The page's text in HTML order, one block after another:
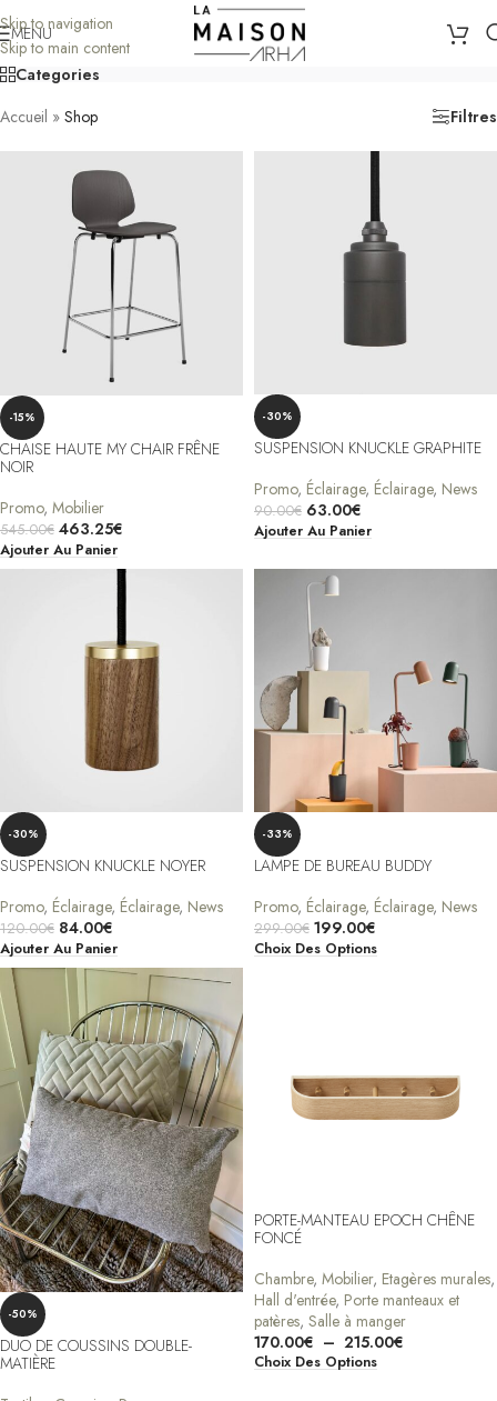
Skip to navigation
Skip to main content
MENU
Categories
Accueil » Shop Filtres
-15%
CHAISE HAUTE MY CHAIR FRÊNE
NOIR
Promo, Mobilier
545.00€ 463.25€
Ajouter Au Panier
-30%
SUSPENSION KNUCKLE GRAPHITE
Promo, Éclairage, Éclairage, News
90.00€ 63.00€
Ajouter Au Panier
-30%
SUSPENSION KNUCKLE NOYER
Promo, Éclairage, Éclairage, News
120.00€ 84.00€
Ajouter Au Panier
-33%
LAMPE DE BUREAU BUDDY
Promo, Éclairage, Éclairage, News
299.00€ 199.00€
Choix Des Options
-50%
DUO DE COUSSINS DOUBLE-
MATIÈRE
PORTE-MANTEAU EPOCH CHÊNE
FONCÉ
Chambre, Mobilier, Etagères murales,
Hall d'entrée, Porte manteaux et
patères, Salle à manger
170.00€ – 215.00€
Choix Des Options